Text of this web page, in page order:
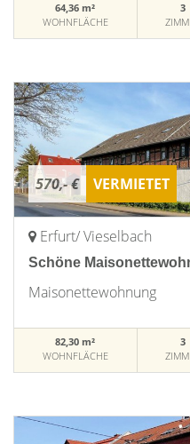
64,36 m²
WOHNFLÄCHE
3
570,- € VERMIETET
Erfurt/ Vieselbach
Schöne
Maisonettewohnung
82,30 m²
WOHNFLÄCHE
3